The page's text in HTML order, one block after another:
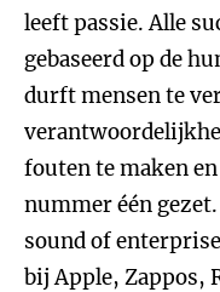
leeft passie. Alle
gebaseerd op de
durft mensen te
fouten te maken
nummer één
sound of
bij Apple, Zappos,